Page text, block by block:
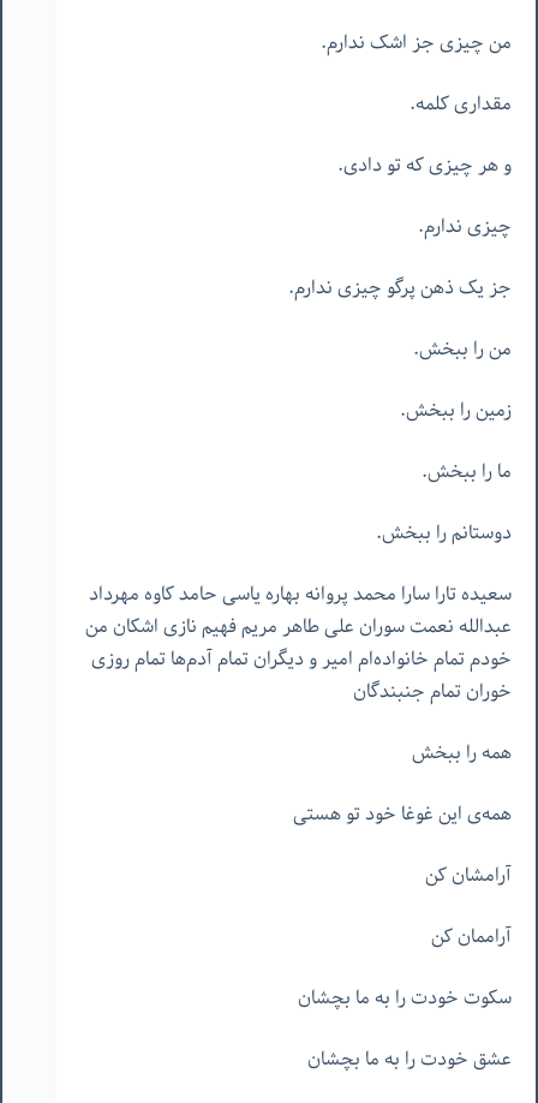
من چیزی جز اشک ندارم.
مقداری کلمه.
و هر چیزی که تو دادی.
چیزی ندارم.
جز یک ذهن پرگو چیزی ندارم.
من را ببخش.
زمین را ببخش.
ما را ببخش.
دوستانم را ببخش.
سعیده تارا سارا محمد پروانه بهاره یاسی حامد کاوه مهرداد
عبدالله نعمت سوران علی طاهر مریم فهیم نازی اشکان من
خودم تمام خانواده‌ام امیر و دیگران تمام آدم‌ها تمام روزی
خوران تمام جنبندگان
همه را ببخش
همه‌ی این غوغا خود تو هستی
آرامشان کن
آراممان کن
سکوت خودت را به ما بچشان
عشق خودت را به ما بچشان